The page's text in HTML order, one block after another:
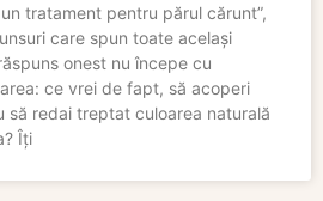
tratament pentru părul cărunt”,
care spun toate același
onest nu începe cu
ce vrei de fapt, să acoperi
să redai treptat culoarea naturală
Îți